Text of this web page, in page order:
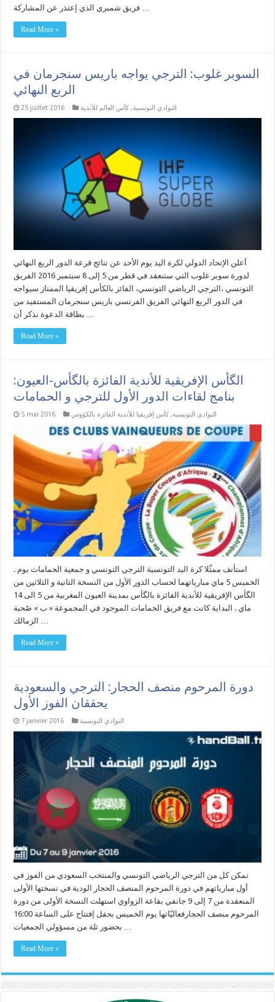
فريق شمبري الذي إعتذر عن المشاركة …
Read More »
السوبر غلوب: الترجي يواجه باريس سنجرمان في
الربع النهائي
25 juillet 2016 النوادي التونسية, كأس العالم للأندية
أعلن الإتحاد الدولي لكرة اليد يوم الأحد عن نتائج قرعة الدور الربع النهائي
لدورة سوبر غلوب التي ستنعقد في قطر من 5 إلى 8 سبتمبر 2016 الفريق
التونسي ،الترجي الرياضي التونسي، الفائز بالكأس إفريقيا الممتاز سيواجه
في الدور الربع النهائي الفريق الفرنسي باريس سنجرمان المستفيد من
Read More »
الگأس الإفريقية للأندية الفائزة بالگأس-العيون:
بنامج لقاءات الدور الأول للترجي و الحمامات
5 mai 2016 النوادي التونسية, كأس إفريقيا للأندية الفائزة بالكؤوس
. استأنف ممثّلا كرة اليد التونسية الترجي التونسي و جمعية الحمامات يوم
الخميس 5 ماي مبارياتهما لحساب الدور الأول من النسخة الثانية و الثلاثين من
الگأس الإفريقية للأندية الفائزة بالگأس بمدينة العيون المغربية من 5 الى 14
ماي . البداية كانت مع فريق الحمامات الموجود في المجموعة « ب » صُحبة
Read More »
دورة المرحوم منصف الحجار: الترجي والسعودية
يحققان الفوز الأول
7 janvier 2016 النوادي التونسية
تمكن كل من الترجي الرياضي التونسي والمنتخب السعودي من الفوز في
أول مبارياتهم في دورة المرحوم المنصف الحجار الودية في نسختها الأولى
المنعقدة من 7 إلى 9 جانفي بقاعة الزواوي استهلت النسخة الأولى من دورة
المرحوم منصف الحجارفعاليّاتها يوم الخميس بحفل إفتتاح على الساعة 16:00
بحضور ثلة من مسؤولي الجمعيات …
Read More »